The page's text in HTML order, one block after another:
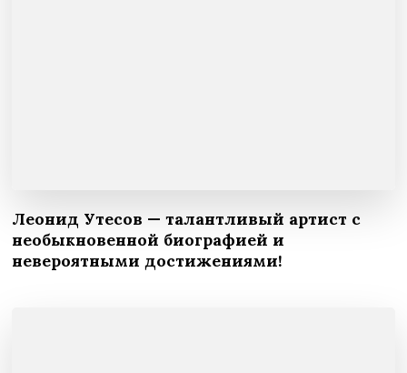
Леонид Утесов — талантливый артист с
необыкновенной биографией и
невероятными достижениями!